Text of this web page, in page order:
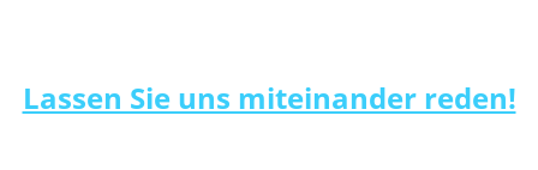
Lassen Sie uns miteinander reden!